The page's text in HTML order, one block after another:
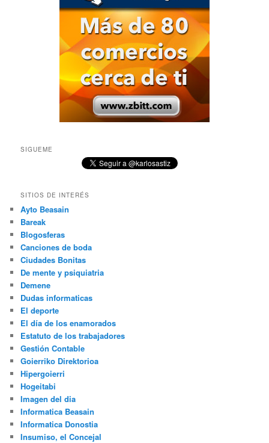
SIGUEME
SITIOS DE INTERÉS
Ayto Beasain
Bareak
Blogosferas
Canciones de boda
Ciudades Bonitas
De mente y psiquiatria
Demene
Dudas informaticas
El deporte
El día de los enamorados
Estatuto de los trabajadores
Gestión Contable
Goierriko Direktorioa
Hipergoierri
Hogeitabi
Imagen del dia
Informatica Beasain
Informatica Donostia
Insumiso, el Concejal